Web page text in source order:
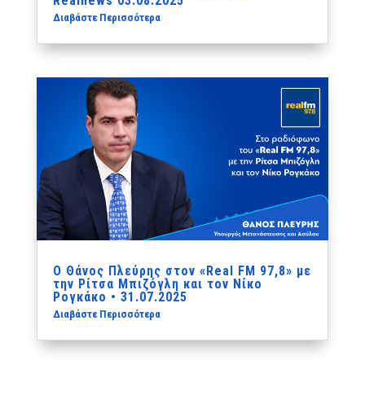
Διαβάστε Περισσότερα
Ο Θάνος Πλεύρης στον «Real FM 97,8» με
την Ρίτσα Μπιζόγλη και τον Νίκο
Ρογκάκο • 31.07.2025
Διαβάστε Περισσότερα